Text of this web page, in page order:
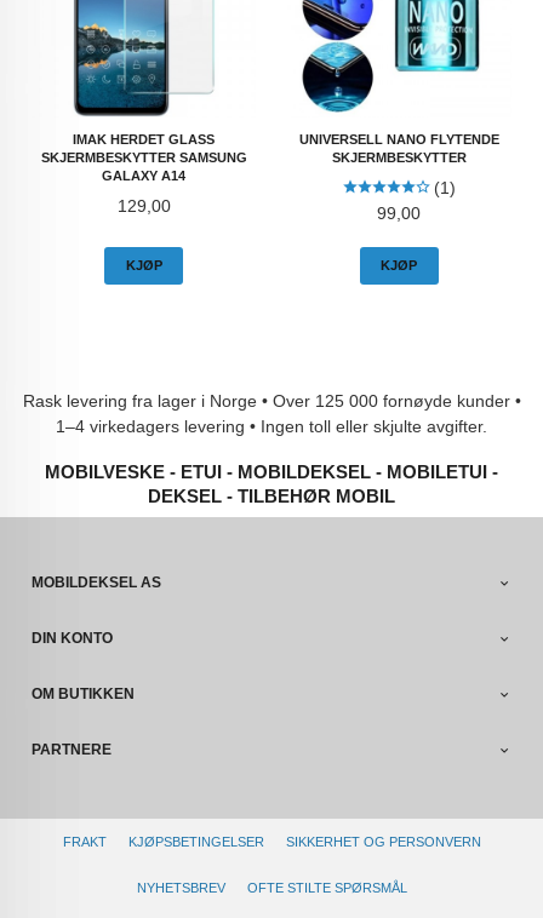
IMAK HERDET GLASS
SKJERMBESKYTTER SAMSUNG
GALAXY A14
Pris
129,00
KJØP
UNIVERSELL NANO FLYTENDE
SKJERMBESKYTTER
(1)
Pris
99,00
KJØP
Rask levering fra lager i Norge • Over 125 000 fornøyde kunder •
1–4 virkedagers levering • Ingen toll eller skjulte avgifter.
MOBILVESKE - ETUI - MOBILDEKSEL - MOBILETUI -
DEKSEL - TILBEHØR MOBIL
MOBILDEKSEL AS
DIN KONTO
OM BUTIKKEN
PARTNERE
FRAKT KJØPSBETINGELSER SIKKERHET OG PERSONVERN
NYHETSBREV OFTE STILTE SPØRSMÅL